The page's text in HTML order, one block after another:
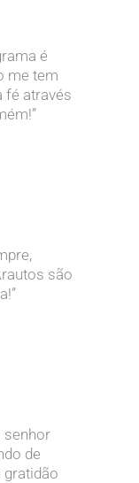
é
me tem
fé através
são
senhor
de
gratidão